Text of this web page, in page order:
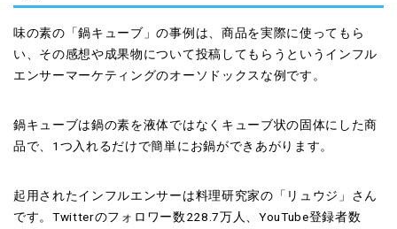
味の素の「鍋キューブ」の事例は、商品を実際に使ってもら
い、その感想や成果物について投稿してもらうというインフル
エンサーマーケティングのオーソドックスな例です。
鍋キューブは鍋の素を液体ではなくキューブ状の固体にした商
品で、1つ入れるだけで簡単にお鍋ができあがります。
起用されたインフルエンサーは料理研究家の「リュウジ」さん
です。Twitterのフォロワー数228.7万人、YouTube登録者数